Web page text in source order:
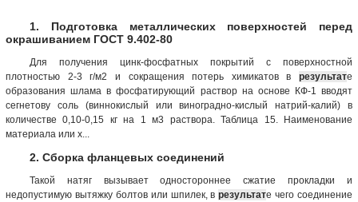
1. Подготовка металлических поверхностей перед
окрашиванием ГОСТ 9.402-80
Для получения цинк-фосфатных покрытий с поверхностной
плотностью 2-3 г/м2 и сокращения потерь химикатов в результате
образования шлама в фосфатирующий раствор на основе КФ-1 вводят
сегнетову соль (виннокислый или виноградно-кислый натрий-калий) в
количестве 0,10-0,15 кг на 1 м3 раствора. Таблица 15. Наименование
материала или х...
2. Сборка фланцевых соединений
Такой натяг вызывает одностороннее сжатие прокладки и
недопустимую вытяжку болтов или шпилек, врезультате чего соединение